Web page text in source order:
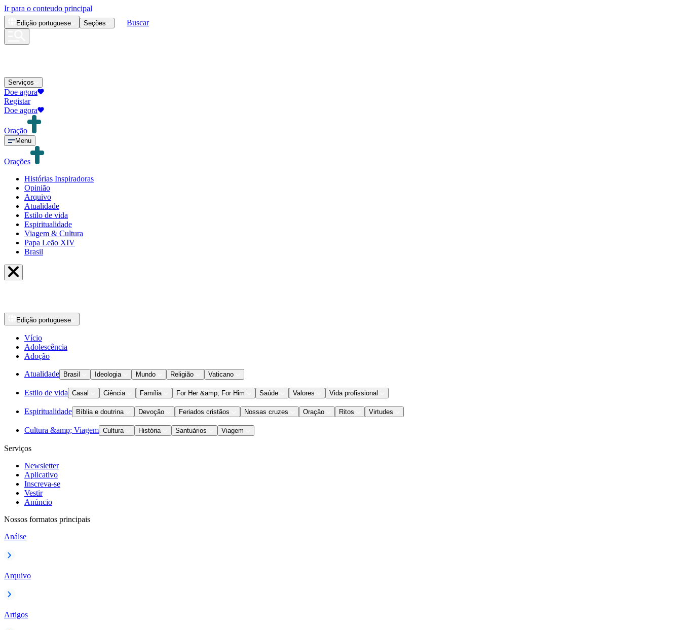
Ir para o conteudo principal
Edição portuguese Seções Buscar
Serviços
Doe agora
Registar
Doe agora
Oração
Menu
Orações
Histórias Inspiradoras
Opinião
Arquivo
Atualidade
Estilo de vida
Espiritualidade
Viagem & Cultura
Papa Leão XIV
Brasil
Edição portuguese
Vício
Adolescência
Adoção
Atualidade Brasil Ideologia Mundo Religião Vaticano
Estilo de vida Casal Ciência Família For Her &amp; For Him Saúde Valores Vida profissional
Espiritualidade Bíblia e doutrina Devoção Feriados cristãos Nossas cruzes Oração Ritos Virtudes
Cultura &amp; Viagem Cultura História Santuários Viagem
Serviços
Newsletter
Aplicativo
Inscreva-se
Vestir
Anúncio
Nossos formatos principais
Análse
Arquivo
Artigos